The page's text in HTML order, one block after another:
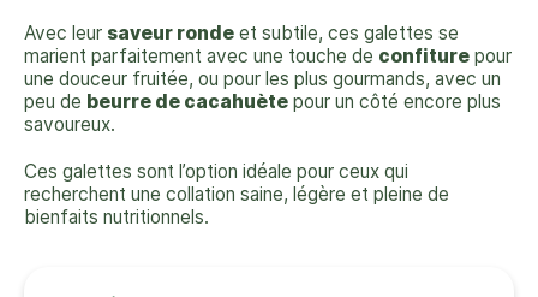
Avec leur saveur ronde et subtile, ces galettes se
marient parfaitement avec une touche de confiture pour
une douceur fruitée, ou pour les plus gourmands, avec un
peu de beurre de cacahuète pour un côté encore plus
savoureux.
Ces galettes sont l’option idéale pour ceux qui
recherchent une collation saine, légère et pleine de
bienfaits nutritionnels.